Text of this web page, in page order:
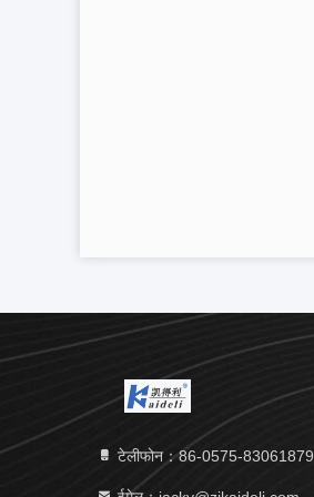
टेलीफोन：86-0575-83061879